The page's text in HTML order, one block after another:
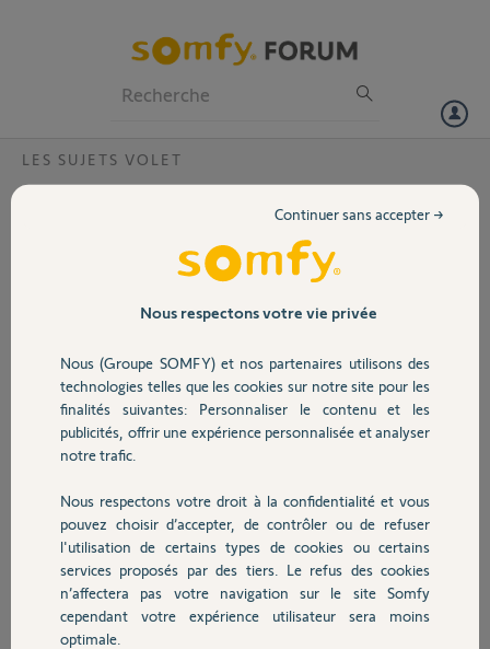
Volet
Sécurité
Domotique
Chauffage
Autres produits
LES SUJETS VOLET
Oxymo réglage Fdc et reset impossible
Je viens de réaliser l’installation de 2 moteurs Oximo io sur mes
mise sous tension
appui haut et bas, mouvement du volet.
appui sur My et Bas / redescente du volet
arrêt avec touche My
réglage fin
my et haut / remontée du volet
my mouvement du volet
Nous respectons votre vie privée
Nous (Groupe SOMFY) et nos partenaires utilisons des
technologies telles que les cookies sur notre site pour les
finalités suivantes: Personnaliser le contenu et les
publicités, offrir une expérience personnalisée et analyser
notre trafic.
Nous respectons votre droit à la confidentialité et vous
pouvez choisir d’accepter, de contrôler ou de refuser
l'utilisation de certains types de cookies ou certains
services proposés par des tiers. Le refus des cookies
n’affectera pas votre navigation sur le site Somfy
cependant votre expérience utilisateur sera moins
optimale.
Continuer sans accepter →